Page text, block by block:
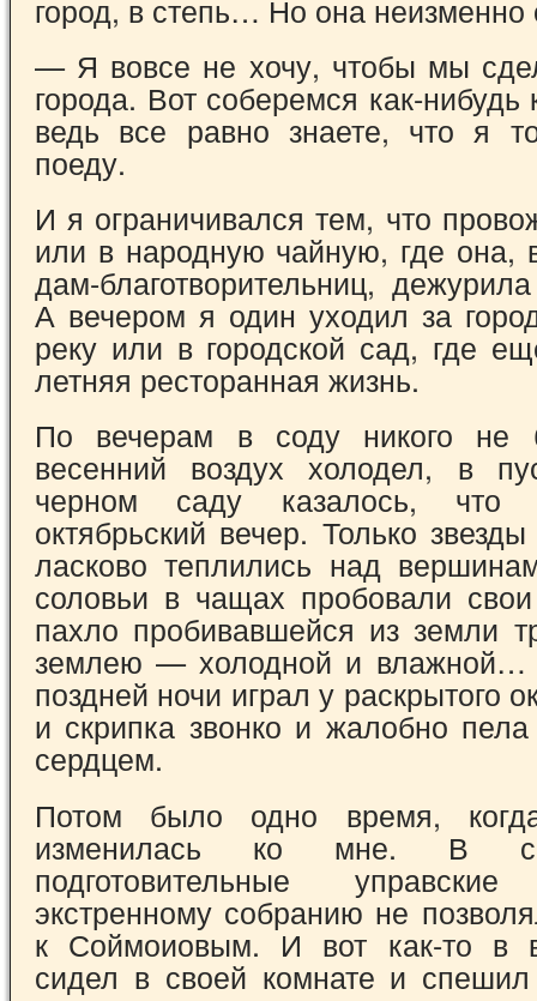
город, в степь… Но она неизменно
— Я вовсе не хочу, чтобы мы
города. Вот соберемся как-
ведь все равно знаете, что я
поеду.
И я ограничивался тем, что
или в народную чайную, где она,
дам-благотворительниц,
А вечером я один уходил за
реку или в городской сад, где
летняя ресторанная жизнь.
По вечерам в соду никого не
весенний воздух холодел, в
черном саду казалось, что
октябрьский вечер. Только
ласково теплились над
соловьи в чащах пробовали свои
пахло пробивавшейся из земли
землею — холодной и
поздней ночи играл у раскрытого
и скрипка звонко и жалобно
сердцем.
Потом было одно время,
изменилась ко мне. В
подготовительные
экстренному собранию не
к Соймоиовым. И вот как-то в
сидел в своей комнате и спешил